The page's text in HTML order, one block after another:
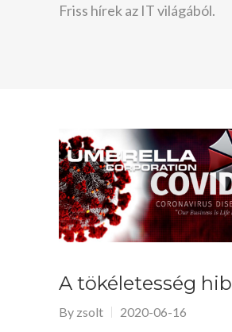
Friss hírek az IT világából.
A tökéletesség
By zsolt 2020-06-16